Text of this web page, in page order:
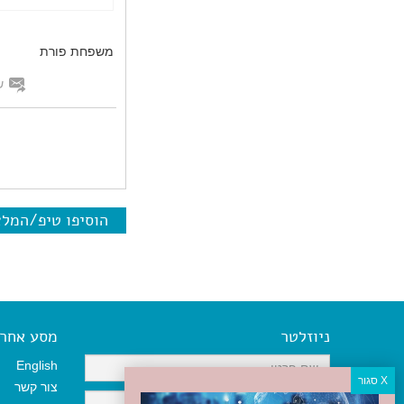
משפחת פורת
הוסיפו טיפ/
ניוזלטר מסע אחר
English
צור קשר